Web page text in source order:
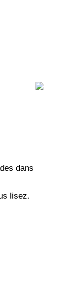
dans
lisez.